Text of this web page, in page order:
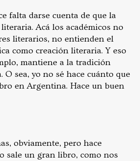
falta darse cuenta de que la
Acá los académicos no
literarios, no entienden el
como creación literaria. Y eso
mantiene a la tradición
O sea, yo no sé hace cuánto que
en Argentina. Hace un buen
obviamente, pero hace
sale un gran libro, como nos